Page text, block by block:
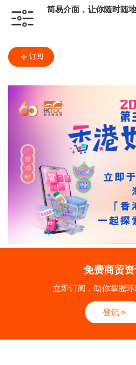
简易介面，让你随时随
订阅
免费商贸
立即订阅，助你掌握
登记 >